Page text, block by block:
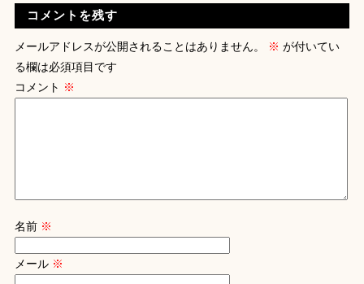
コメントを残す
メールアドレスが公開されることはありません。 ※ が付いてい
る欄は必須項目です
コメント ※
名前 ※
メール ※